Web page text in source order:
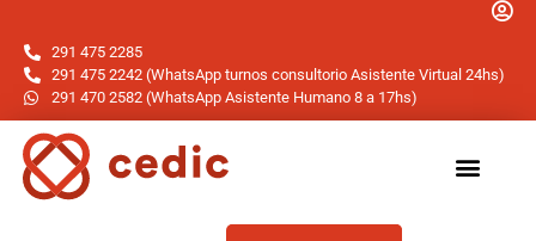
291 475 2285
291 475 2242 (WhatsApp turnos consultorio Asistente Virtual 24hs)
291 470 2582 (WhatsApp Asistente Humano 8 a 17hs)